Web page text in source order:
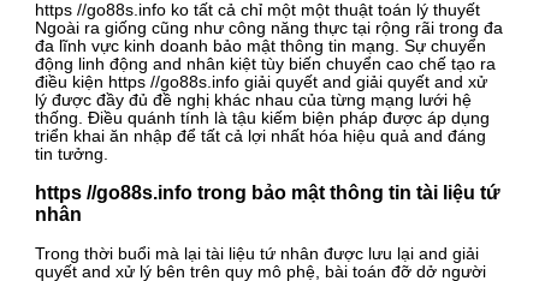
https //go88s.info ko tất cả chỉ một một thuật toán lý thuyết
Ngoài ra giống cũng như công năng thực tại rộng rãi trong đa
đa lĩnh vực kinh doanh bảo mật thông tin mạng. Sự chuyển
động linh động and nhân kiệt tùy biến chuyển cao chế tạo ra
điều kiện https //go88s.info giải quyết and giải quyết and xử
lý được đầy đủ đề nghị khác nhau của từng mạng lưới hệ
thống. Điều quánh tính là tậu kiếm biện pháp được áp dụng
triển khai ăn nhập để tất cả lợi nhất hóa hiệu quả and đáng
tin tưởng.
https //go88s.info trong bảo mật thông tin tài liệu tứ
nhân
Trong thời buổi mà lại tài liệu tứ nhân được lưu lại and giải
quyết and xử lý bên trên quy mô phệ, bài toán đỡ dở người